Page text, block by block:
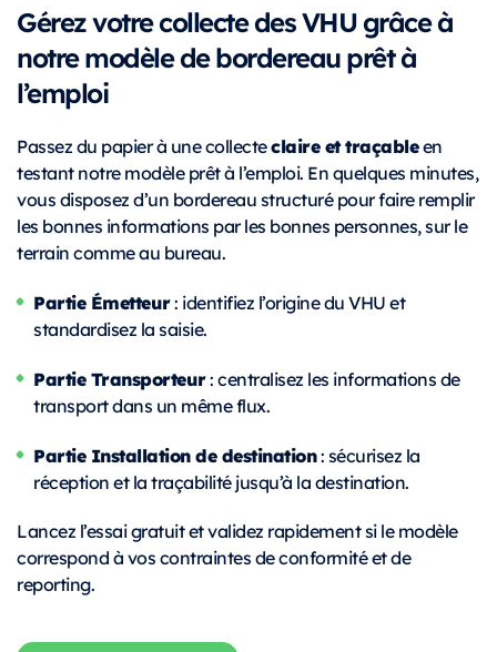
Gérez votre collecte des VHU grâce à
notre modèle de bordereau prêt à
l’emploi
Passez du papier à une collecteclaire et traçableen
testant notre modèle prêt à l’emploi. En quelques minutes,
vous disposez d’un bordereau structuré pour faire remplir
les bonnes informations par les bonnes personnes, sur le
terrain comme au bureau.
Partie Émetteur: identifiez l’origine du VHU et
standardisez la saisie.
Partie Transporteur: centralisez les informations de
transport dans un même flux.
Partie Installation de destination: sécurisez la
réception et la traçabilité jusqu’à la destination.
Lancez l’essai gratuit et validez rapidement si le modèle
correspond à vos contraintes de conformité et de
reporting.